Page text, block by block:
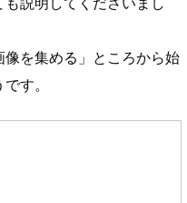
を集める」ところから始
す。